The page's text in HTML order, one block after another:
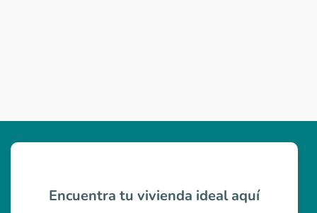
Encuentra tu vivienda ideal aquí